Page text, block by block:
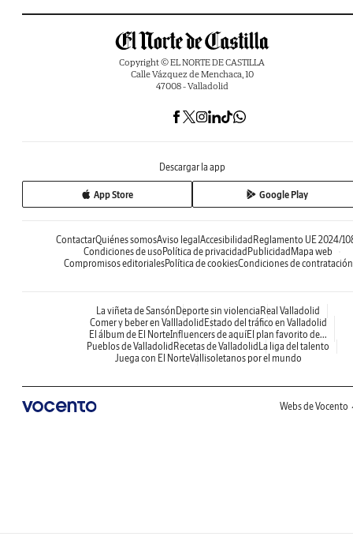
Copyright © EL NORTE DE CASTILLA
Calle Vázquez de Menchaca, 10
47008 - Valladolid
Descargar la app
App Store Google Play
ContactarQuiénes somosAviso legal Accesibilidad Reglamento UE 2024/
Condiciones de uso Política de privacidad Publicidad Mapa web
Compromisos editorialesPolítica de cookiesCondiciones de contratación
La viñeta de Sansón Deporte sin violencia Real Valladolid
Comer y beber en Vallladolid Estado del tráfico en Valladolid
El álbum de El NorteInfluencers de aquíEl plan favorito de...
Pueblos de Valladolid Recetas de Valladolid La liga del talento
Juega con El NorteVallisoletanos por el mundo
Webs de Vocento